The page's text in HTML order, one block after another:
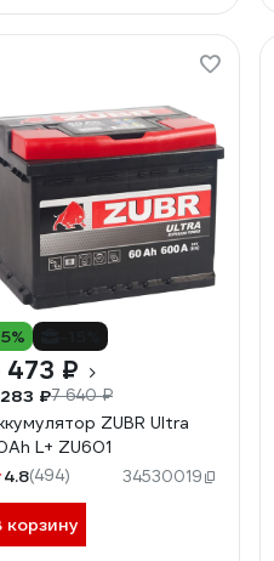
473 ₽
₽7 640 ₽
ZUBR Ultra
L+ ZU601
4.8(494) 34530019
корзину